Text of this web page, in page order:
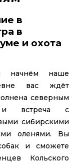
в
в
и охота
начнём наше
вас ждёт
северным
и встреча с
сибирскими
оленями. Вы
и сможете
Кольского